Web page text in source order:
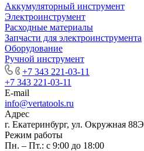
Аккумуляторный инструмент
Электроинструмент
Расходные материалы
Запчасти для электроинструмента
Оборудование
Ручной инструмент
+7 343 221-03-11
+7 343 221-03-11
E-mail
info@vertatools.ru
Адрес
г. Екатеринбург, ул. Окружная 88Э
Режим работы
Пн. – Пт.: с 9:00 до 18:00